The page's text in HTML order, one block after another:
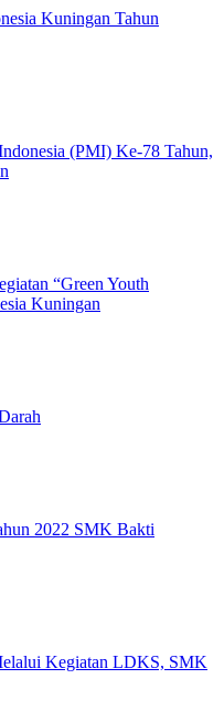
Kuningan Tahun
(PMI) Ke-78 Tahun,
“Green Youth
Kuningan
2022 SMK Bakti
Kegiatan LDKS, SMK